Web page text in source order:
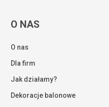
O NAS
O nas
Dla firm
Jak działamy?
Dekoracje balonowe